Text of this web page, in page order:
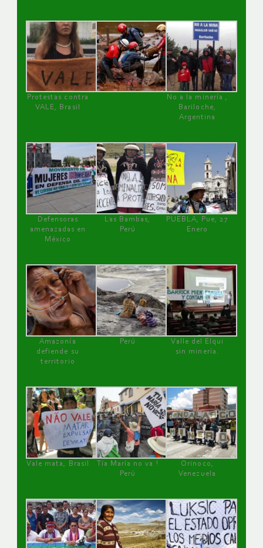
Protestas contra
VALE, Brasil
No a la minería ,
Bariloche,
Argentina
Defensoras
amenazadas en
México
Las Bambas,
Perú
PUEBLA, Pue, 27
Enero
Amazonía
defiende su
territorio
Perú
Valle del Elqui
sin minería.
Vale mata, Brasil
Tía María no va !
Perú
Orinoco,
Venezuela